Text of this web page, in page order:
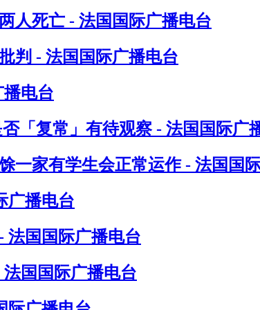
人死亡 - 法国国际广播电台
判 - 法国国际广播电台
电台
「复常」有待观察 - 法国国际广
一家有学生会正常运作 - 法国国
广播电台
法国国际广播电台
国国际广播电台